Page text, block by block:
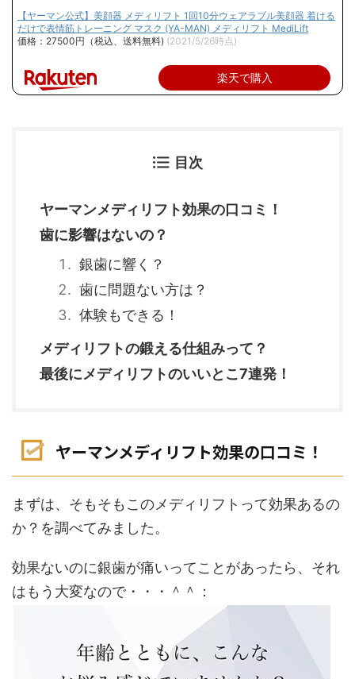
【ヤーマン公式】美顔器 メディリフト 1回10分ウェアラブル美顔器 着ける
だけで表情筋トレーニング マスク (YA-MAN) メディリフト MediLift
価格：27500円（税込、送料無料) (2021/5/26時点)
楽天で購入
目次
ヤーマンメディリフト効果の口コミ！
歯に影響はないの？
銀歯に響く？
歯に問題ない方は？
体験もできる！
メディリフトの鍛える仕組みって？
最後にメディリフトのいいとこ7連発！
ヤーマンメディリフト効果の口コミ！
まずは、そもそもこのメディリフトって効果あるの
か？を調べてみました。
効果ないのに銀歯が痛いってことがあったら、それ
はもう大変なので・・・＾＾：